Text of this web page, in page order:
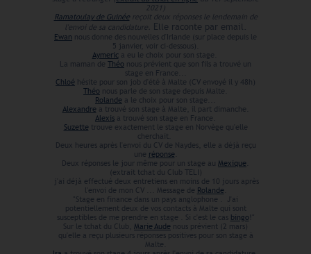
2021)
Ramatoulay de Guinéereçoit deux réponses le lendemain de
l'envoi de sa candidature.
Elle raconte par email.
Ewan nous donne des nouvelles d'Irlande (sur place depuis le
5 janvier, voir ci-dessous).
Aymerica eu le choix pour son stage.
La maman de Théo nous prévient que son fils a trouvé un
stage en France...
Chloé hésite pour son job d'été à Malte (CV envoyé il y 48h)
Théo nous parle de son stage depuis Malte.
Rolande a le choix pour son stage...
Alexandrea trouvé son stage à Malte, il part dimanche.
Alexis a trouvé son stage en France.
Suzettetrouve exactement le stage en Norvège qu'elle
cherchait.
Deux heures après l'envoi du CV de Naydes, elle a déjà reçu
une réponse.
Deux réponses le jour même pour un stage au Mexique
(extrait tchat du Club TELI)
j'ai déjà effectué deux entretiens en moins de 10 jours après
l'envoi de mon CV ... Message de Rolande.
"Stage en finance dans un pays anglophone . J'ai
potentiellement deux de vos contacts à Malte qui sont
susceptibles de me prendre en stage . Si c'est le cas bingo
Sur le tchat du Club, Marie Aude nous prévient (2 mars)
qu'elle a reçu plusieurs réponses positives pour son stage à
Malte.